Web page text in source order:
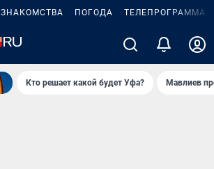
ЗНАКОМСТВА ПОГОДА ТЕЛЕПРОГРАММА
Кто решает какой будет Уфа? Мавлиев